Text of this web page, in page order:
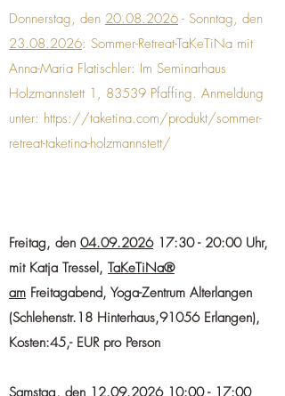
Donnerstag, den 20.08.2026 - Sonntag, den
23.08.2026: Sommer-Retreat-TaKeTiNa mit
Anna-Maria Flatischler: Im Seminarhaus
Holzmannstett 1, 83539 Pfaffing. Anmeldung
unter: https://taketina.com/produkt/sommer-
retreat-taketina-holzmannstett/
Freitag, den 04.09.202617:30 - 20:00 Uhr,
mit Katja Tressel, TaKeTiNa®
am Freitagabend, Yoga-Zentrum Alterlangen
(Schlehenstr.18 Hinterhaus,91056 Erlangen),
Kosten:45,- EUR pro Person
Samstag, den 12.09.202610:00 - 17:00